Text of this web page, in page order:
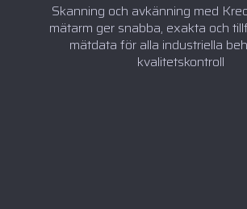
Skanning och avkänning med
mätarm ger snabba, exakta och
mätdata för alla industriella
kvalitetskontroll